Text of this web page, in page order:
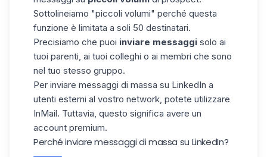
Sottolineiamo "piccoli volumi" perché questa
funzione è limitata a soli 50 destinatari.
Precisiamo che puoi inviare messaggi solo ai
tuoi parenti, ai tuoi colleghi o ai membri che sono
nel tuo stesso gruppo.
Per inviare messaggi di massa su LinkedIn a
utenti esterni al vostro network, potete utilizzare
InMail. Tuttavia, questo significa avere un
account premium.
Perché inviare messaggi di massa su LinkedIn?